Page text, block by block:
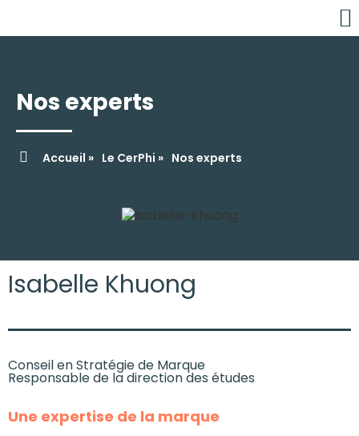
Nos experts
Accueil » Le CerPhi » Nos experts
Isabelle Khuong
Conseil en Stratégie de Marque
Responsable de la direction des études
Une expertise de la marque